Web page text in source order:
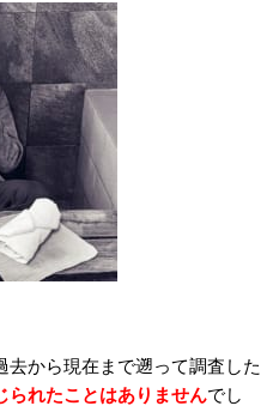
から現在まで遡って調査した
られたことはありませんでし